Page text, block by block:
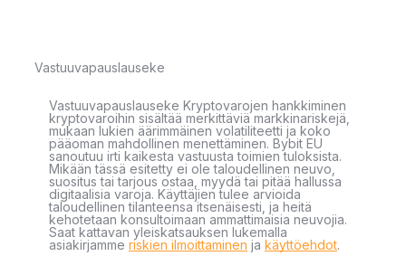
Vastuuvapauslauseke
Vastuuvapauslauseke Kryptovarojen hankkiminen
kryptovaroihin sisältää merkittäviä markkinariskejä,
mukaan lukien äärimmäinen volatiliteetti ja koko
pääoman mahdollinen menettäminen. Bybit EU
sanoutuu irti kaikesta vastuusta toimien tuloksista.
Mikään tässä esitetty ei ole taloudellinen neuvo,
suositus tai tarjous ostaa, myydä tai pitää hallussa
digitaalisia varoja. Käyttäjien tulee arvioida
taloudellinen tilanteensa itsenäisesti, ja heitä
kehotetaan konsultoimaan ammattimaisia neuvojia.
Saat kattavan yleiskatsauksen lukemalla
asiakirjamme riskien ilmoittaminen ja käyttöehdot.